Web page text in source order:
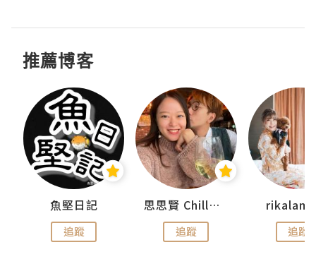
推薦博客
魚堅日記
追蹤
思思賢 ChillMyBabe
追蹤 追蹤